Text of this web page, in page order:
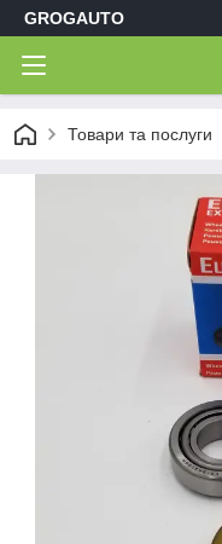
GROGAUTO
Товари та послуги